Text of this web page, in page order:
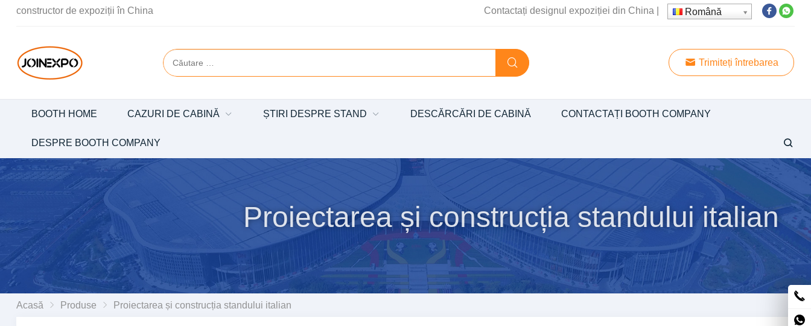
constructor de expoziții în China Contactați designul expoziției din China Română
Trimiteți întrebarea
BOOTH HOME CAZURI DE CABINĂ ȘTIRI DESPRE STAND DESCĂRCĂRI DE CABINĂ CONTACTAȚI BOOTH COMPANY
DESPRE BOOTH COMPANY
Proiectarea și construcția standului italian
Acasă Produse Proiectarea și construcția standului italian